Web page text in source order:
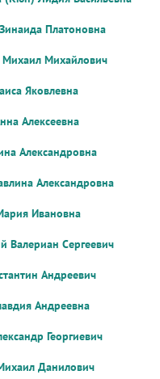
Платоновна
Михайлович
Яковлевна
Алексеевна
Александровна
Александровна
Ивановна
Валериан Сергеевич
Андреевич
Андреевна
Георгиевич
Данилович